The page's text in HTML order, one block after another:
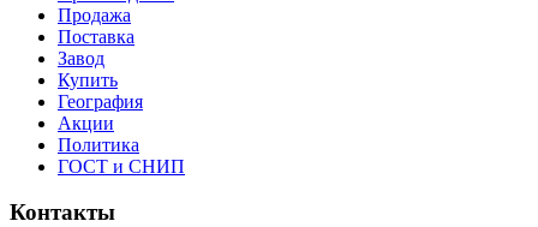
Продажа
Поставка
Завод
Купить
География
Акции
Политика
ГОСТ и СНИП
Контакты